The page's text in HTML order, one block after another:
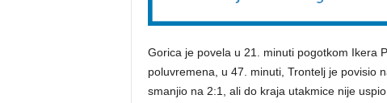
Gorica je povela u 21. minuti pogotkom Ikera
poluvremena, u 47. minuti, Trontelj je povisio
smanjio na 2:1, ali do kraja utakmice nije